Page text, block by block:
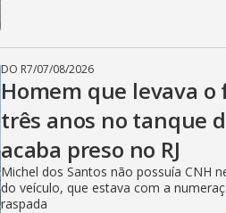
DO R7/07/08/2026
Homem que levava o
três anos no tanque
acaba preso no RJ
Michel dos Santos não possuía CNH
do veículo, que estava com a
raspada